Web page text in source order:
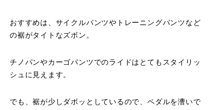
おすすめは、サイクルパンツやトレーニングパンツなど
の裾がタイトなズボン。
チノパンやカーゴパンツでのライドはとてもスタイリッ
シュに見えます。
でも、裾が少しダボッとしているので、ペダルを漕いで